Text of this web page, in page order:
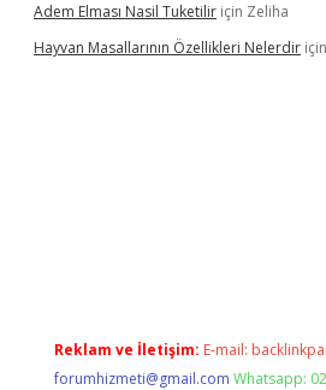
Adem Elması Nasil Tuketilir için Zeliha
Hayvan Masallarının Özellikleri Nelerdir için
Reklam ve İletişim: E-mail:
forumhizmeti@gmail.com Whatsapp: